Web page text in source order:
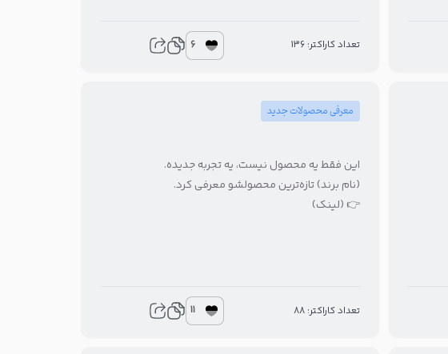
تعداد کاراکتر: 136 6
معرفی محصولات جدید
این فقط یه محصول نیست، یه تجربه جدیده.
(نام برند) تازه‌ترین محصولشو معرفی کرد.
👉 (لینک)
تعداد کاراکتر: 88 11